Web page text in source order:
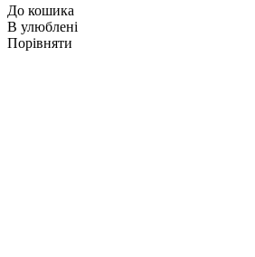
До кошика
В улюблені
Порівняти